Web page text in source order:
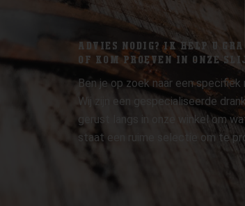
ADVIES NODIG? IK HELP U
OF KOM PROEVEN IN ONZE
Ben je op zoek naar een
Wij zijn een gespecialiseerde
gerust langs in onze winkel om
staat een ruime selectie om te